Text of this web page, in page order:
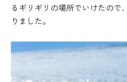
るギリギリの場所でいけたので
りました。